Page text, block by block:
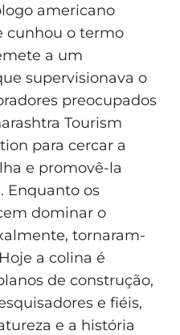
americano
cunhou o termo
a um
supervisionava o
preocupados
Tourism
para cercar a
e promovê-la
Enquanto os
dominar o
tornaram-
a colina é
de construção,
e fiéis,
e a história